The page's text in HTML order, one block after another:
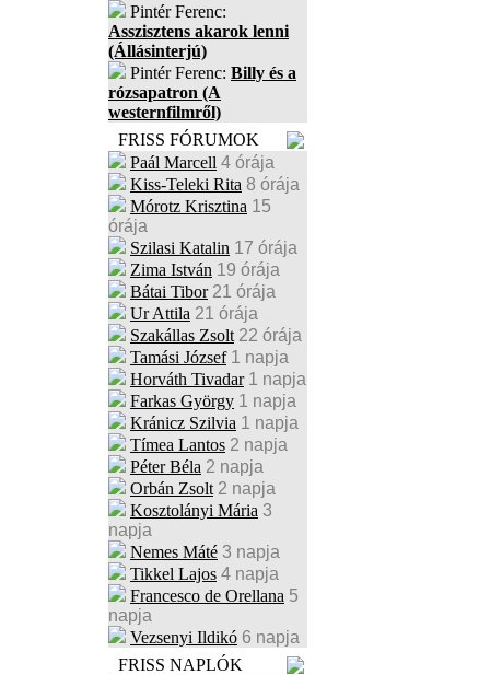
Pintér Ferenc:
Asszisztens akarok lenni
(Állásinterjú)
Pintér Ferenc: Billy és a
rózsapatron (A
westernfilmről)
FRISS FÓRUMOK
Paál Marcell 4 órája
Kiss-Teleki Rita 8 órája
Mórotz Krisztina 15
órája
Szilasi Katalin 17 órája
Zima István 19 órája
Bátai Tibor 21 órája
Ur Attila 21 órája
Szakállas Zsolt 22 órája
Tamási József 1 napja
Horváth Tivadar 1 napja
Farkas György 1 napja
Kránicz Szilvia 1 napja
Tímea Lantos 2 napja
Péter Béla 2 napja
Orbán Zsolt 2 napja
Kosztolányi Mária 3
napja
Nemes Máté 3 napja
Tikkel Lajos 4 napja
Francesco de Orellana 5
napja
Vezsenyi Ildikó 6 napja
FRISS NAPLÓK